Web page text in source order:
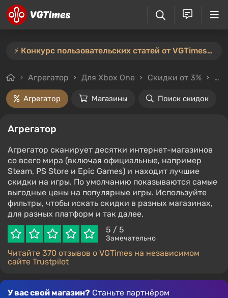
⚡️ Конкурс пользовательских статей от VGTimes продлён — участвуйте тут ⚡️
Агрегатор Для Xbox One Скидки от 3%
Агрегатор Магазины Поиск скидок
Агрегатор
Агрегатор сканирует десятки интернет-магазинов
со всего мира (включая официальные, например
Steam, PS Store и Epic Games) и находит лучшие
скидки на игры. По умолчанию показываются самые
выгодные цены на популярные игры. Используйте
фильтры, чтобы искать скидки в разных магазинах,
для разных платформ и так далее.
5 / 5
Замечательно
Читайте 370 отзывов о VGTimes на независимом
сайте Trustpilot
У вас свой магазин? Станьте партнёром